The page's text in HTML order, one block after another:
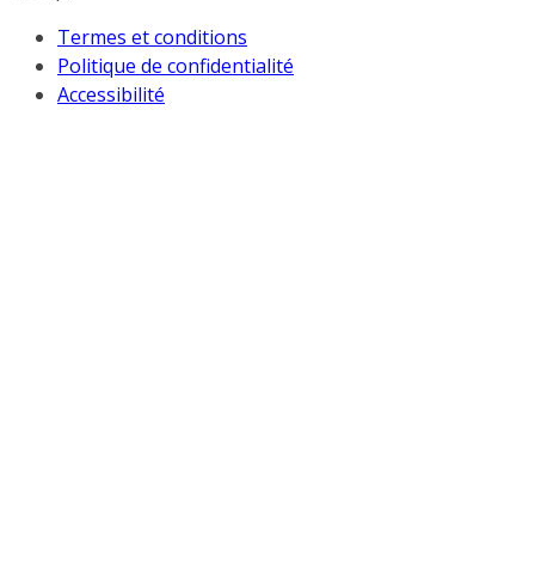
Termes et conditions
Politique de confidentialité
Accessibilité